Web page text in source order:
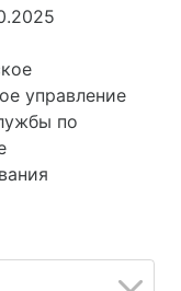
управление
по